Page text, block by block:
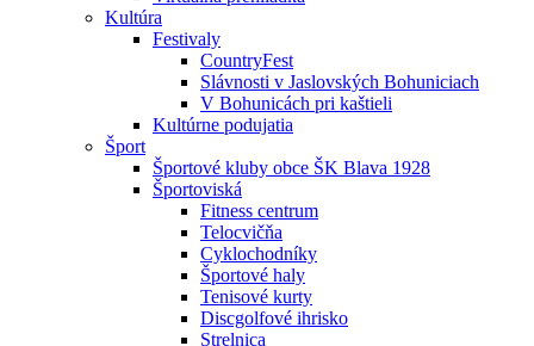
Kultúra
Festivaly
CountryFest
Slávnosti v Jaslovských Bohuniciach
V Bohunicách pri kaštieli
Kultúrne podujatia
Šport
Športové kluby obce ŠK Blava 1928
Športoviská
Fitness centrum
Telocvičňa
Cyklochodníky
Športové haly
Tenisové kurty
Discgolfové ihrisko
Strelnica